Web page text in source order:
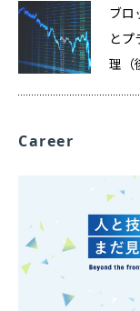
ブロ
とプ
理（
Career